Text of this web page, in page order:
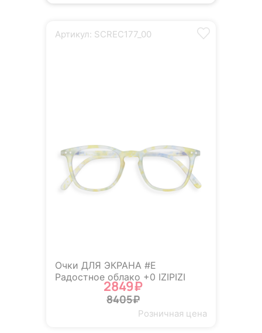
Артикул: SCREC177_00
Очки ДЛЯ ЭКРАНА #E
Радостное облако +0 IZIPIZI
2849₽
8405₽
Розничная цена